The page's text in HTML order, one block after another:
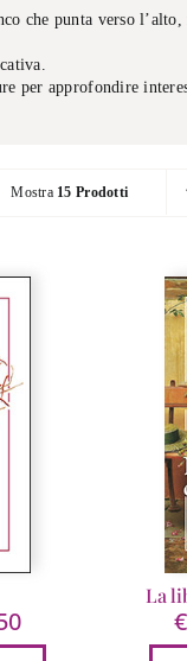
che punta verso
per approfondire
Mostra 15 Prodotti
Fascia
di
La
€